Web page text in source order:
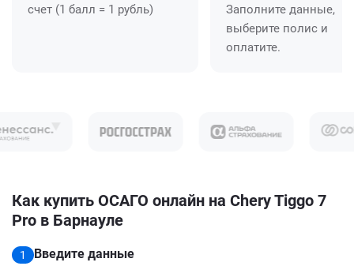
счет (1 балл = 1 рубль)
Заполните данные,
выберите полис и
оплатите.
Как купить ОСАГО онлайн на Chery Tiggo 7
Pro в Барнауле
1
Введите данные